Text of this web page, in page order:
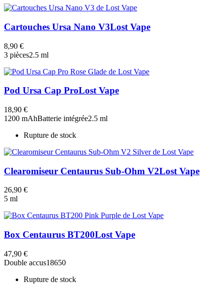
Cartouches Ursa Nano V3Lost Vape
8,90 €
3 pièces2.5 ml
Pod Ursa Cap ProLost Vape
18,90 €
1200 mAhBatterie intégrée2.5 ml
Rupture de stock
Clearomiseur Centaurus Sub-Ohm V2Lost Vape
26,90 €
5 ml
Box Centaurus BT200Lost Vape
47,90 €
Double accus18650
Rupture de stock